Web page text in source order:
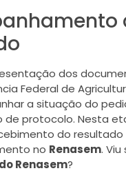
dos
Federal de
a situação do
de protocolo. Nesta
do resultado
no Renasem. Viu
Renasem?